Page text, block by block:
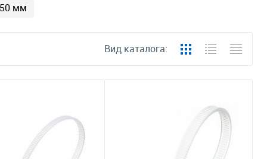
мм
Вид каталога: